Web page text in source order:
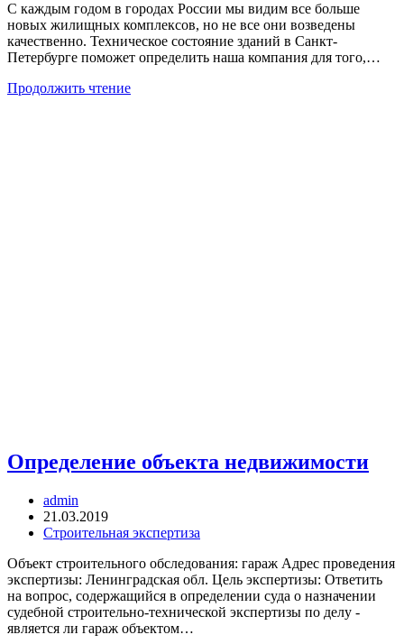
С каждым годом в городах России мы видим все больше
новых жилищных комплексов, но не все они возведены
качественно. Техническое состояние зданий в Санкт-
Петербурге поможет определить наша компания для того,…
Продолжить чтениеТехническое
Определение объекта недвижимости
Автор
записи:
admin
Запись
опубликована:
21.03.2019
Рубрика
Строительная экспертиза
Объект строительного обследования: гараж Адрес проведения
экспертизы: Ленинградская обл. Цель экспертизы: Ответить
на вопрос, содержащийся в определении суда о назначении
судебной строительно-технической экспертизы по делу -
является ли гараж объектом…